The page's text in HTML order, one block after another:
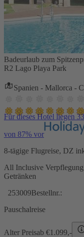
Badeurlaub zum
R2 Lago Playa Park
Spanien - Mallorca -
Für dieses Hotel liegen
von 87% vor
8-tägige Flugreise, DZ
All Inclusive
Getränken
253009Bestellnr.:
Pauschalreise
Alter Preisab €1.099,-